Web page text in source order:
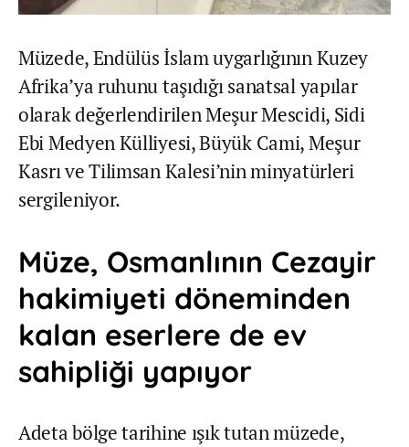
Müzede, Endülüs İslam uygarlığının Kuzey
Afrika’ya ruhunu taşıdığı sanatsal yapılar
olarak değerlendirilen Meşur Mescidi, Sidi
Ebi Medyen Külliyesi, Büyük Cami, Meşur
Kasrı ve Tilimsan Kalesi’nin minyatürleri
sergileniyor.
Müze, Osmanlının Cezayir
hakimiyeti döneminden
kalan eserlere de ev
sahipliği yapıyor
Adeta bölge tarihine ışık tutan müzede,